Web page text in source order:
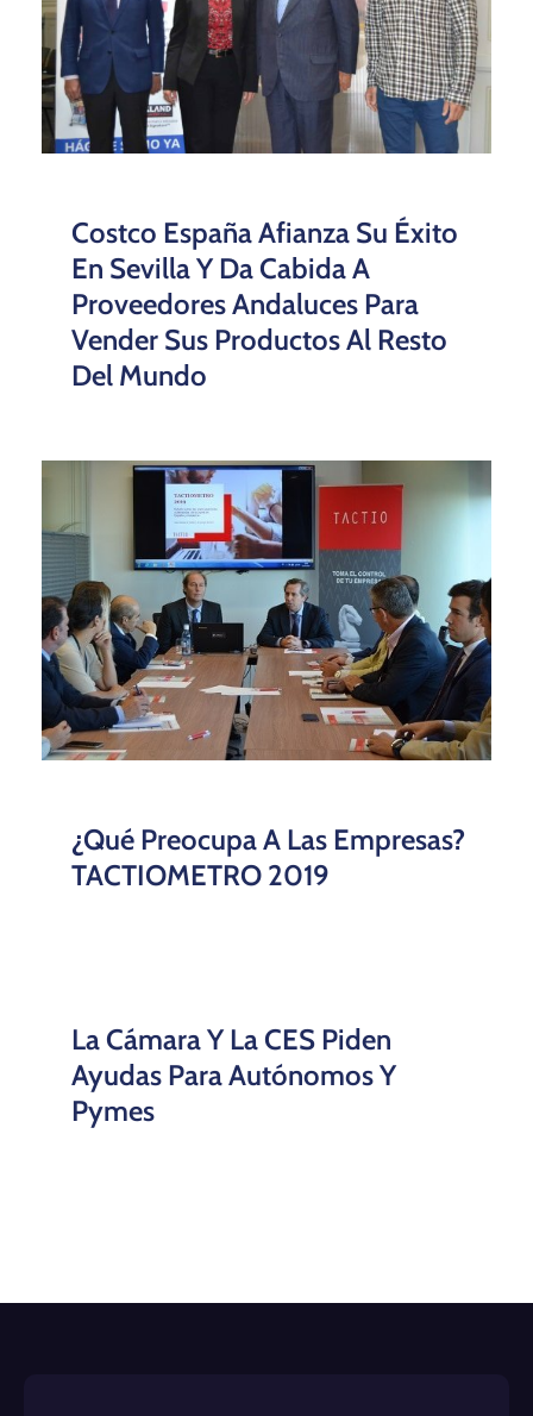
Costco España Afianza Su Éxito
En Sevilla Y Da Cabida A
Proveedores Andaluces Para
Vender Sus Productos Al Resto
Del Mundo
¿Qué Preocupa A Las Empresas?
TACTIOMETRO 2019
La Cámara Y La CES Piden
Ayudas Para Autónomos Y
Pymes